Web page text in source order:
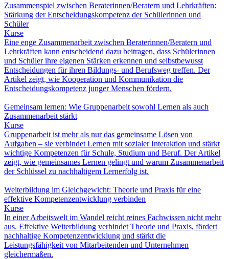
Zusammenspiel zwischen Beraterinnen/Beratern und Lehrkräften:
Stärkung der Entscheidungskompetenz der Schülerinnen und
Schüler
Kurse
Eine enge Zusammenarbeit zwischen Beraterinnen/Beratern und
Lehrkräften kann entscheidend dazu beitragen, dass Schülerinnen
und Schüler ihre eigenen Stärken erkennen und selbstbewusst
Entscheidungen für ihren Bildungs- und Berufsweg treffen. Der
Artikel zeigt, wie Kooperation und Kommunikation die
Entscheidungskompetenz junger Menschen fördern.
Gemeinsam lernen: Wie Gruppenarbeit sowohl Lernen als auch
Zusammenarbeit stärkt
Kurse
Gruppenarbeit ist mehr als nur das gemeinsame Lösen von
Aufgaben – sie verbindet Lernen mit sozialer Interaktion und stärkt
wichtige Kompetenzen für Schule, Studium und Beruf. Der Artikel
zeigt, wie gemeinsames Lernen gelingt und warum Zusammenarbeit
der Schlüssel zu nachhaltigem Lernerfolg ist.
Weiterbildung im Gleichgewicht: Theorie und Praxis für eine
effektive Kompetenzentwicklung verbinden
Kurse
In einer Arbeitswelt im Wandel reicht reines Fachwissen nicht mehr
aus. Effektive Weiterbildung verbindet Theorie und Praxis, fördert
nachhaltige Kompetenzentwicklung und stärkt die
Leistungsfähigkeit von Mitarbeitenden und Unternehmen
gleichermaßen.